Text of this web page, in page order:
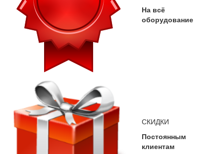
На всё
оборудование
СКИДКИ
Постоянным
клиентам